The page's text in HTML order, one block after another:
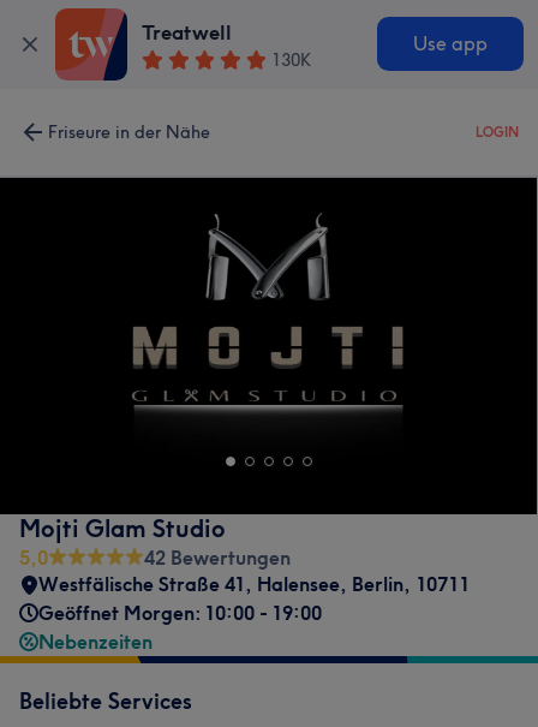
Treatwell
130K
Use app
Friseure in der Nähe LOGIN
Mojti Glam Studio
5,0
42 Bewertungen
Westfälische Straße 41, Halensee, Berlin, 10711
Geöffnet Morgen: 10:00 - 19:00
Nebenzeiten
Beliebte Services